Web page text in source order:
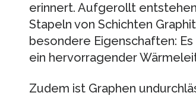
erinnert. Aufgerollt
Stapeln von Schichten
besondere Eigenschaften:
ein hervorragender
Zudem ist Graphen